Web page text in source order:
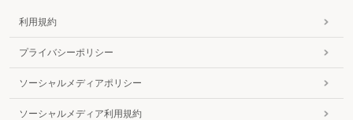
利用規約
プライバシーポリシー
ソーシャルメディアポリシー
ソーシャルメディア利用規約